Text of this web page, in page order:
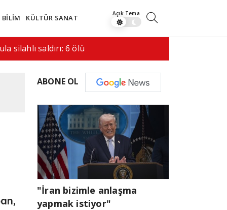
BİLİM KÜLTÜR SANAT
hala bir…
ABONE OL
"İran bizimle anlaşma
yapmak istiyor"